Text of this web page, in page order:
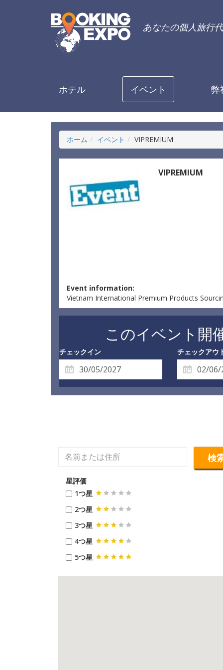
あなたの個人旅行
ホテル イベント 弊
ホーム イベント VIPREMIUM
VIPREMIUM
Event information:
Vietnam International Premium Products
このイベント開
チェックイン チェックアウ
検
星評価
1つ星
2つ星
3つ星
4つ星
5つ星